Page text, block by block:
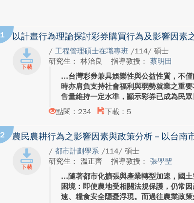
1 以計畫行為理論探討彩券購買行為及影響因素
/ 工程管理碩士在職專班 /114/ 碩士
研究生： 林治良
指導教授： 蔡明田
台灣彩券兼具娛樂性與公益性質，不
時亦肩負支持社會福利與弱勢就業之重
售量維持一定水準，顯示彩券已成為民
點閱：234
下載：5
2 農民農耕行為之影響因素與政策分析－以台南
/ 都市計劃學系 /114/ 碩士
研究生： 溫正齊
指導教授： 張學聖
隨著都市化擴張與產業轉型加速，國
困境：即使農地受相關法規保護，仍常
速、糧食安全隱憂浮現。而過往農業政